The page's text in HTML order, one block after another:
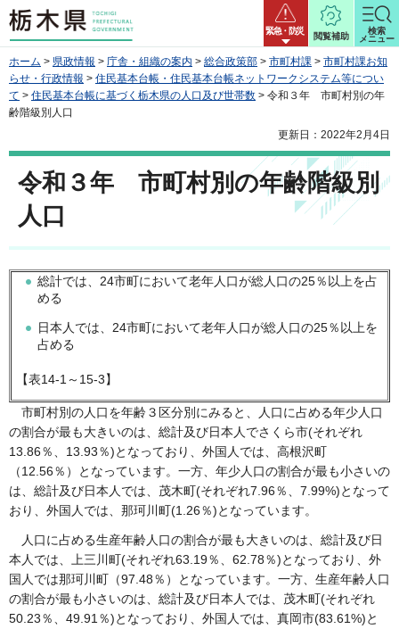
栃木県 緊急・防災
閲覧補助
検索
メニュー
ホーム > 県政情報 > 庁舎・組織の案内 > 総合政策部 > 市町村課 > 市町村課お知
らせ・行政情報 > 住民基本台帳・住民基本台帳ネットワークシステム等につい
て > 住民基本台帳に基づく栃木県の人口及び世帯数 > 令和３年 市町村別の年
齢階級別人口
更新日：2022年2月4日
令和３年 市町村別の年齢階級別
人口
総計では、24市町において老年人口が総人口の25％以上を占
める
日本人では、24市町において老年人口が総人口の25％以上を
占める
【表14-1～15-3】
市町村別の人口を年齢３区分別にみると、人口に占める年少人口
の割合が最も大きいのは、総計及び日本人でさくら市(それぞれ
13.86％、13.93％)となっており、外国人では、高根沢町
（12.56％）となっています。一方、年少人口の割合が最も小さいの
は、総計及び日本人では、茂木町(それぞれ7.96％、7.99%)となって
おり、外国人では、那珂川町(1.26％)となっています。
人口に占める生産年齢人口の割合が最も大きいのは、総計及び日
本人では、上三川町(それぞれ63.19％、62.78％)となっており、外
国人では那珂川町（97.48％）となっています。一方、生産年齢人口
の割合が最も小さいのは、総計及び日本人では、茂木町(それぞれ
50.23％、49.91％)となっており、外国人では、真岡市(83.61%)と